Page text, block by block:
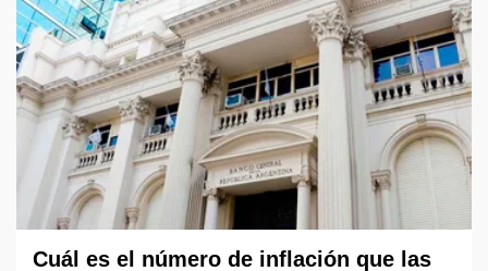
Cuál es el número de inflación que las